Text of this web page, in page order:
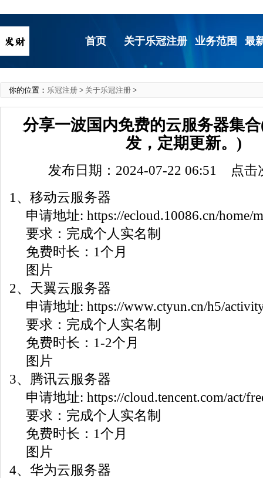
首页 关于乐冠注册 业务范围 最
你的位置： 乐冠注册 > 关于乐冠注册 >
分享一波国内免费的云服务器集
发，定期更新。)
发布日期：2024-07-22 06:51 点击
1、移动云服务器
申请地址: https://ecloud.10086.cn/home/
要求：完成个人实名制
免费时长：1个月
图片
2、天翼云服务器
申请地址: https://www.ctyun.cn/h5/
要求：完成个人实名制
免费时长：1-2个月
图片
3、腾讯云服务器
申请地址: https://cloud.tencent.com/act/
要求：完成个人实名制
免费时长：1个月
图片
4、华为云服务器